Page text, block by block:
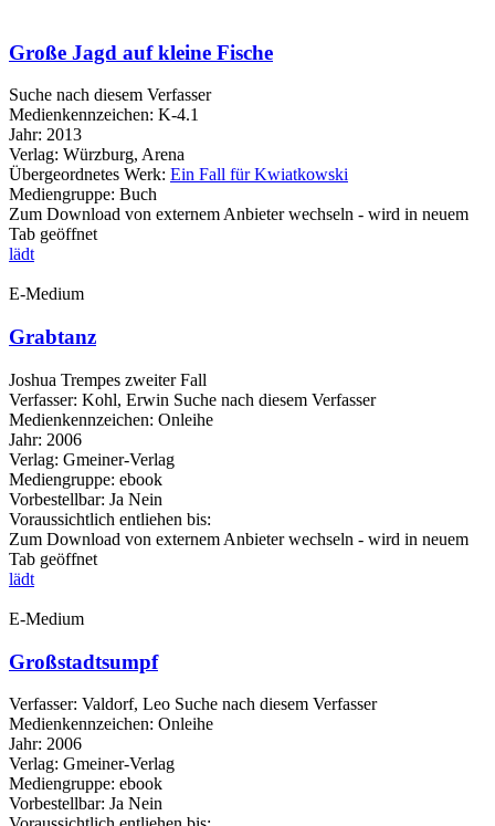
Große Jagd auf kleine Fische
Suche nach diesem Verfasser
Medienkennzeichen: K-4.1
Jahr: 2013
Verlag: Würzburg, Arena
Übergeordnetes Werk: Ein Fall für Kwiatkowski
Mediengruppe: Buch
Zum Download von externem Anbieter wechseln - wird in neuem
Tab geöffnet
lädt
E-Medium
Grabtanz
Joshua Trempes zweiter Fall
Verfasser: Kohl, Erwin Suche nach diesem Verfasser
Medienkennzeichen: Onleihe
Jahr: 2006
Verlag: Gmeiner-Verlag
Mediengruppe: ebook
Vorbestellbar: Ja Nein
Voraussichtlich entliehen bis:
Zum Download von externem Anbieter wechseln - wird in neuem
Tab geöffnet
lädt
E-Medium
Großstadtsumpf
Verfasser: Valdorf, Leo Suche nach diesem Verfasser
Medienkennzeichen: Onleihe
Jahr: 2006
Verlag: Gmeiner-Verlag
Mediengruppe: ebook
Vorbestellbar: Ja Nein